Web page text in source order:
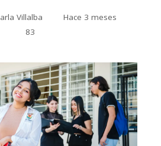
Villalba
Hace 3 meses
83